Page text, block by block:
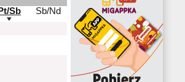
Pt/Sb
Sb/Nd